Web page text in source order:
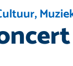
,